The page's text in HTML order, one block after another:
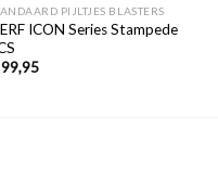
PIJLTJES BLASTERS
ICON Series Stampede